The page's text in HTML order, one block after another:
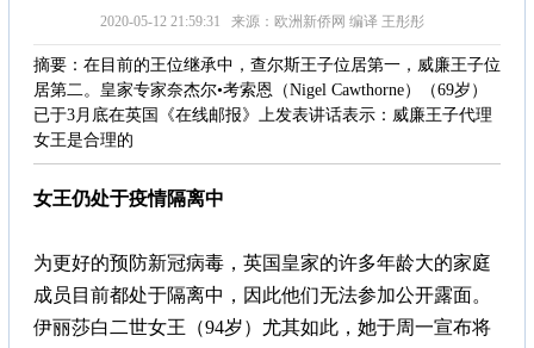
2020-05-12 21:59:31 来源：欧洲新侨网 编译 王彤彤
摘要：在目前的王位继承中，查尔斯王子位居第一，威廉王子位
居第二。皇家专家奈杰尔•考索恩（Nigel Cawthorne）（69岁）
已于3月底在英国《在线邮报》上发表讲话表示：威廉王子代理
女王是合理的
女王仍处于疫情隔离中
为更好的预防新冠病毒，英国皇家的许多年龄大的家庭
成员目前都处于隔离中，因此他们无法参加公开露面。
伊丽莎白二世女王（94岁）尤其如此，她于周一宣布将